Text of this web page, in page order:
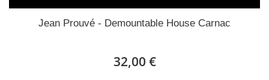
Jean Prouvé - Demountable House Carnac
32,00 €